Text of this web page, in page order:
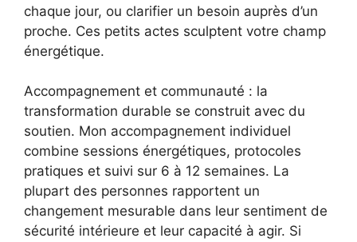
chaque jour, ou clarifier un besoin auprès d’un
proche. Ces petits actes sculptent votre champ
énergétique.
Accompagnement et communauté : la
transformation durable se construit avec du
soutien. Mon accompagnement individuel
combine sessions énergétiques, protocoles
pratiques et suivi sur 6 à 12 semaines. La
plupart des personnes rapportent un
changement mesurable dans leur sentiment de
sécurité intérieure et leur capacité à agir. Si